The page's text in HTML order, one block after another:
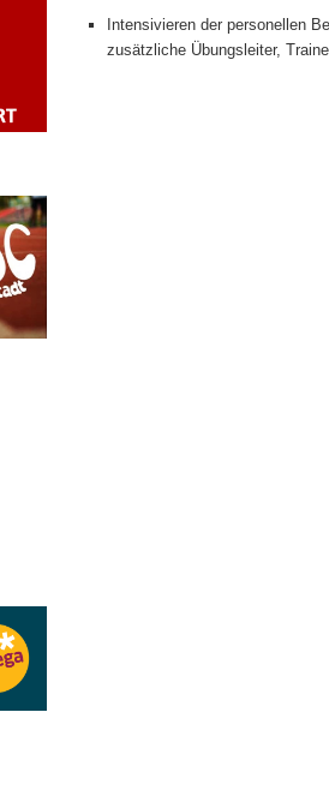
Intensivieren der personellen
zusätzliche Übungsleiter,